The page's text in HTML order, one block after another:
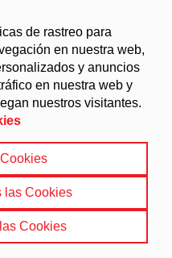
de rastreo para
en nuestra web,
y anuncios
en nuestra web y
nuestros visitantes.
las Cookies
Cookies
Cuevas del Campo